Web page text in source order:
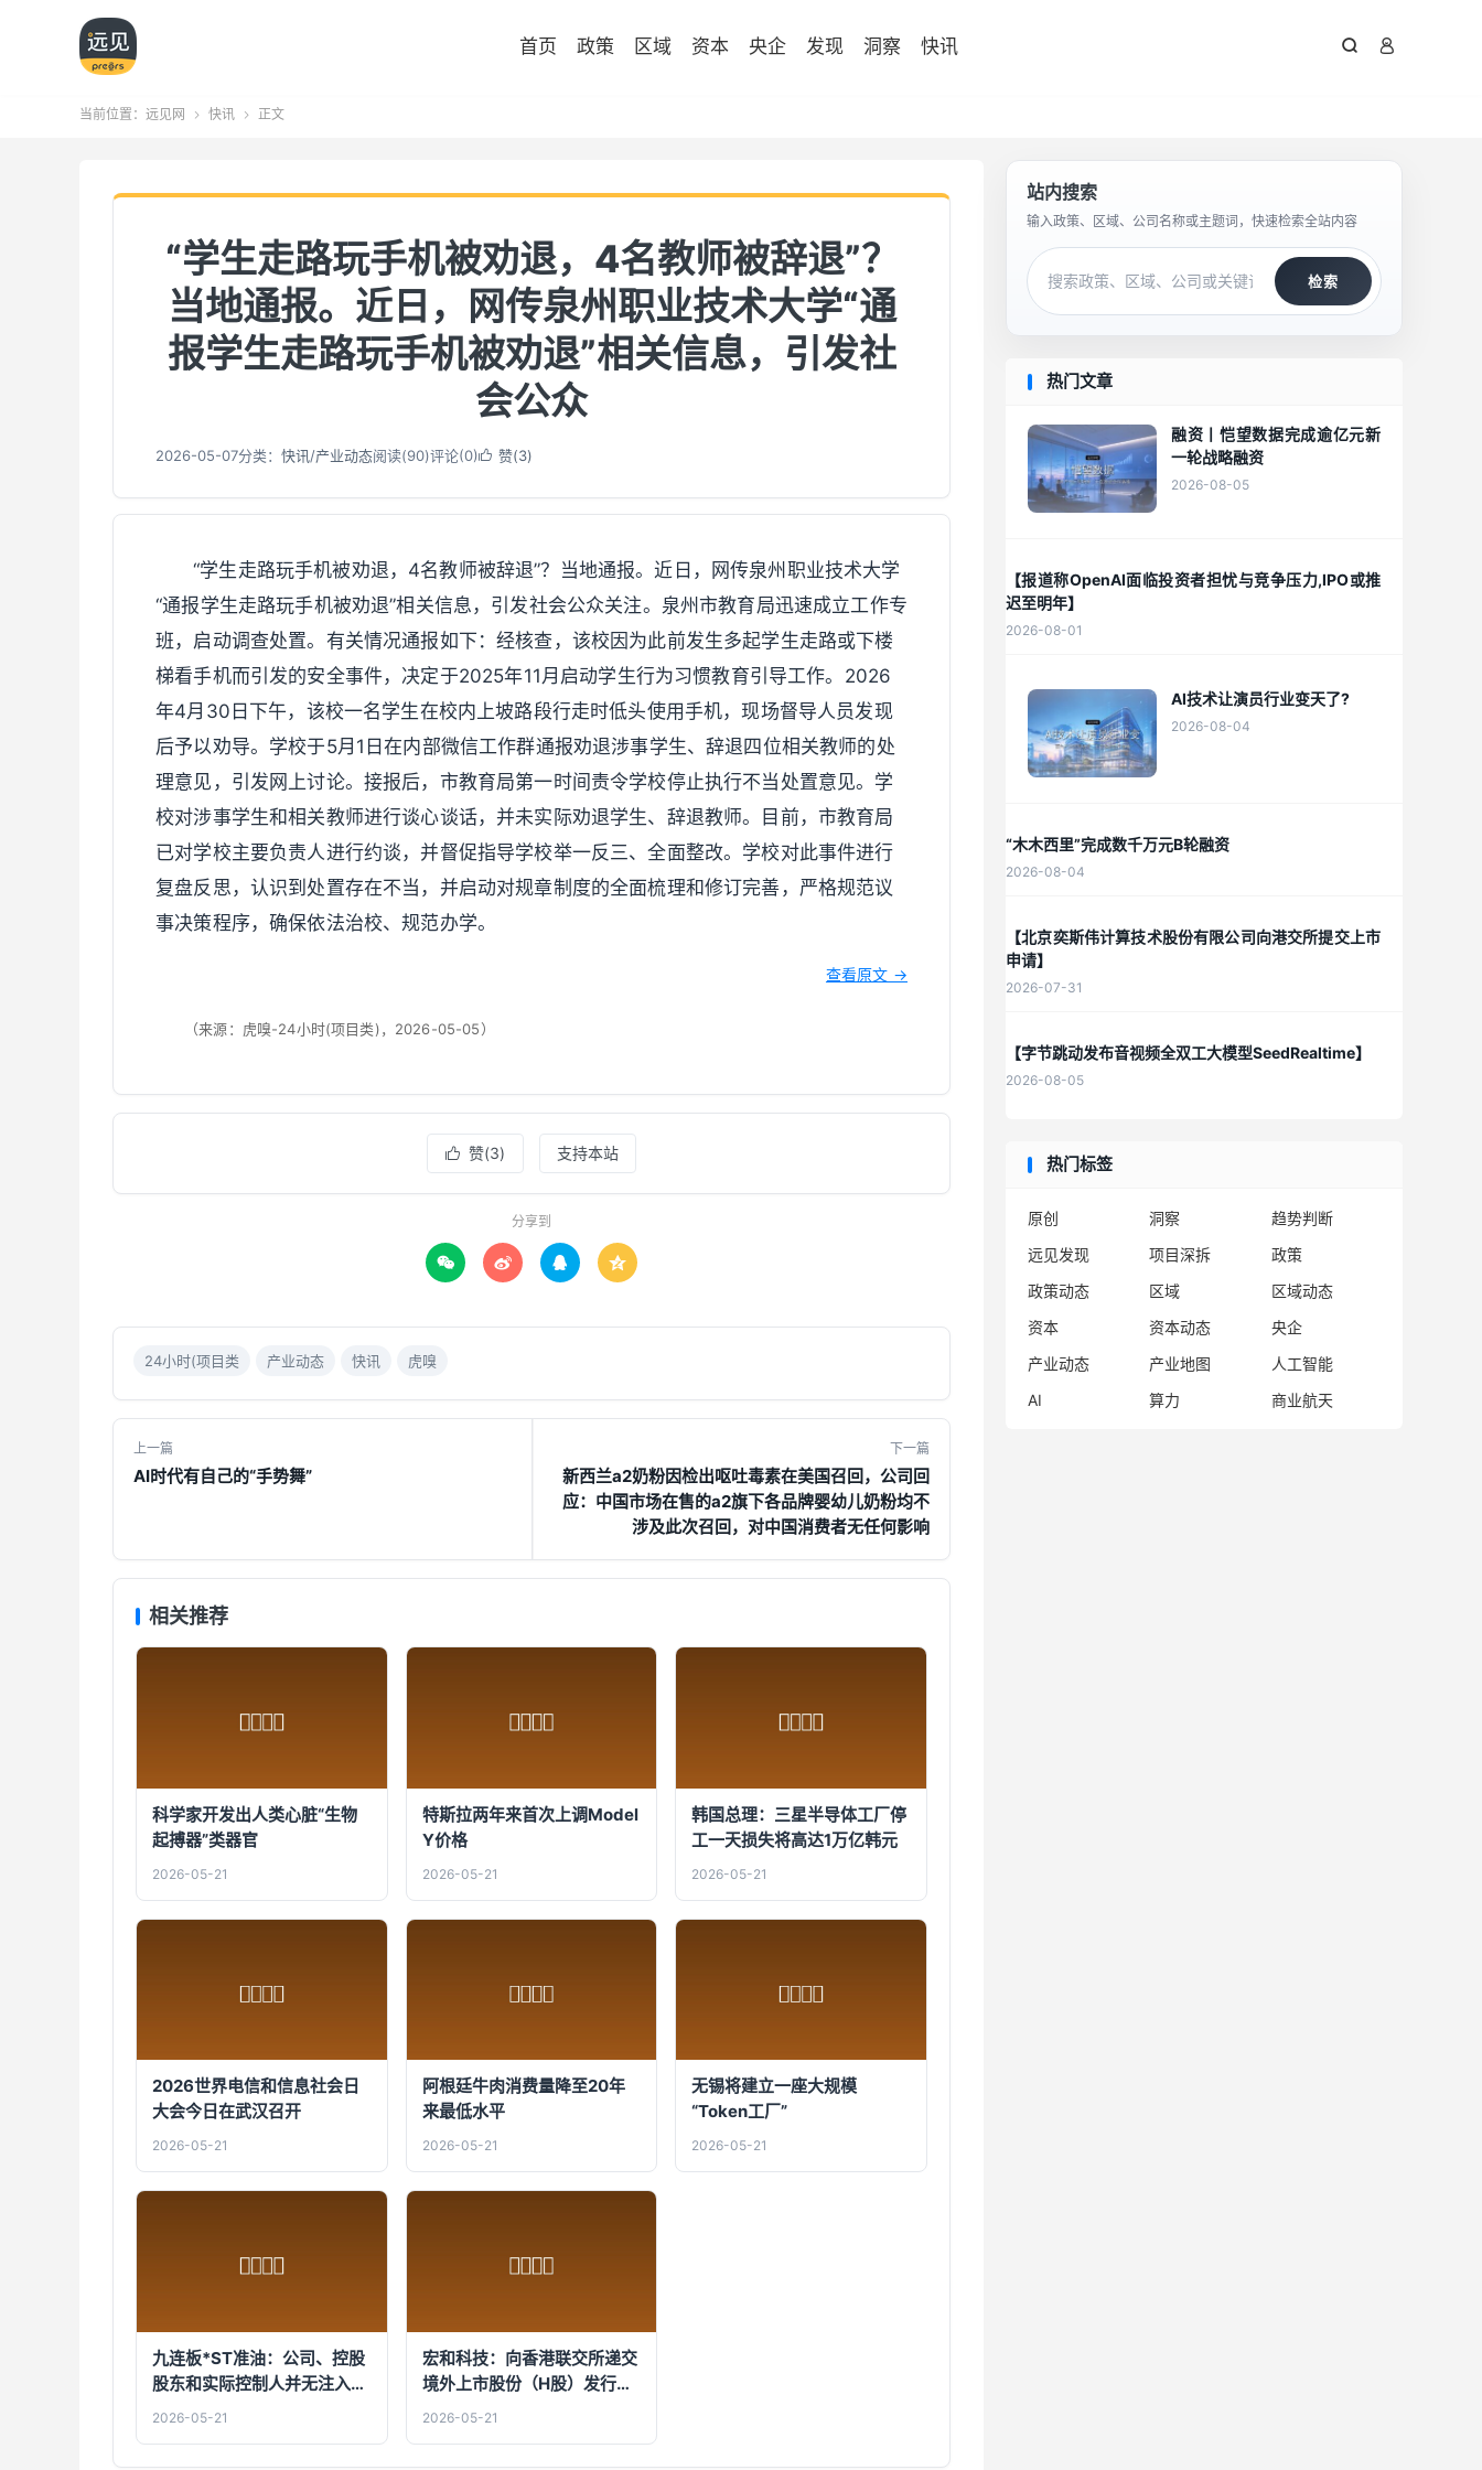
首页 政策 区域 资本 央企 发现 洞察 快讯  
当前位置： 远见网  快讯  正文
“学生走路玩手机被劝退，4名教师被辞退”？
当地通报。近日，网传泉州职业技术大学“通
报学生走路玩手机被劝退”相关信息，引发社
会公众
2026-05-07分类： 快讯/产业动态阅读(90)评论(0) 赞(3)
“学生走路玩手机被劝退，4名教师被辞退”？当地通报。近日，网传泉州职业技术大学
“通报学生走路玩手机被劝退”相关信息，引发社会公众关注。泉州市教育局迅速成立工作专
班，启动调查处置。有关情况通报如下：经核查，该校因为此前发生多起学生走路或下楼
梯看手机而引发的安全事件，决定于2025年11月启动学生行为习惯教育引导工作。2026
年4月30日下午，该校一名学生在校内上坡路段行走时低头使用手机，现场督导人员发现
后予以劝导。学校于5月1日在内部微信工作群通报劝退涉事学生、辞退四位相关教师的处
理意见，引发网上讨论。接报后，市教育局第一时间责令学校停止执行不当处置意见。学
校对涉事学生和相关教师进行谈心谈话，并未实际劝退学生、辞退教师。目前，市教育局
已对学校主要负责人进行约谈，并督促指导学校举一反三、全面整改。学校对此事件进行
复盘反思，认识到处置存在不当，并启动对规章制度的全面梳理和修订完善，严格规范议
事决策程序，确保依法治校、规范办学。
查看原文 →
（来源：虎嗅-24小时(项目类)，2026-05-05）
 赞(3) 支持本站
分享到
   
24小时(项目类 产业动态 快讯 虎嗅
上一篇
AI时代有自己的“手势舞”
下一篇
新西兰a2奶粉因检出呕吐毒素在美国召回，公司回
应：中国市场在售的a2旗下各品牌婴幼儿奶粉均不
涉及此次召回，对中国消费者无任何影响
相关推荐
科学家开发出人类心脏“生物
起搏器”类器官
2026-05-21
特斯拉两年来首次上调Model
Y价格
2026-05-21
韩国总理：三星半导体工厂停
工一天损失将高达1万亿韩元
2026-05-21
2026世界电信和信息社会日
大会今日在武汉召开
2026-05-21
阿根廷牛肉消费量降至20年
来最低水平
2026-05-21
无锡将建立一座大规模
“Token工厂”
2026-05-21
九连板*ST准油：公司、控股
股东和实际控制人并无注入算
力资产的计划
2026-05-21
宏和科技：向香港联交所递交
境外上市股份（H股）发行并
上市申请
2026-05-21
站内搜索
输入政策、区域、公司名称或主题词，快速检索全站内容
检索
热门文章
融资丨恺望数据完成逾亿元新
一轮战略融资
2026-08-05
【报道称OpenAI面临投资者担忧与竞争压力,IPO或推
迟至明年】
2026-08-01
AI技术让演员行业变天了?
2026-08-04
“木木西里”完成数千万元B轮融资
2026-08-04
【北京奕斯伟计算技术股份有限公司向港交所提交上市
申请】
2026-07-31
【字节跳动发布音视频全双工大模型SeedRealtime】
2026-08-05
热门标签
原创 洞察
趋势判断
远见发现
项目深拆
政策
政策动态
区域
区域动态
资本
资本动态
央企
产业动态
产业地图
人工智能
AI
算力 商业航天